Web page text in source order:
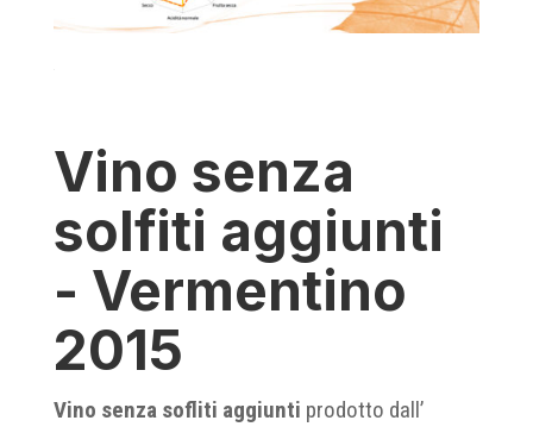
Vino senza
solfiti aggiunti
- Vermentino
2015
Vino senza sofliti aggiunti prodotto dall’